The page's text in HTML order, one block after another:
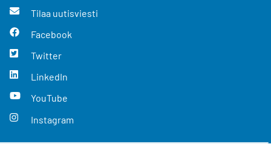
Tilaa uutisviesti
Facebook
Twitter
LinkedIn
YouTube
Instagram